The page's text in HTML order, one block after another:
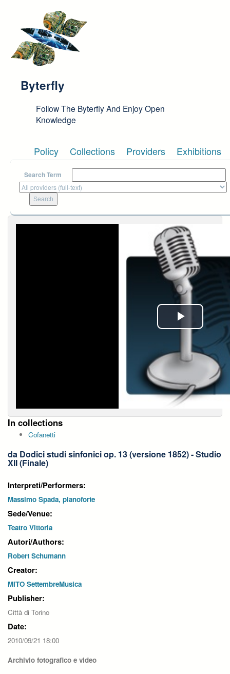
Byterfly
Follow The Byterfly And Enjoy Open
Knowledge
Policy Collections Providers Exhibitions
Search Term
Play
Video
In collections
Cofanetti
da Dodici studi sinfonici op. 13 (versione 1852) - Studio
XII (Finale)
Interpreti/Performers:
Massimo Spada, pianoforte
Sede/Venue:
Teatro Vittoria
Autori/Authors:
Robert Schumann
Creator:
MITO SettembreMusica
Publisher:
Città di Torino
Date:
2010/09/21 18:00
Archivio fotografico e video